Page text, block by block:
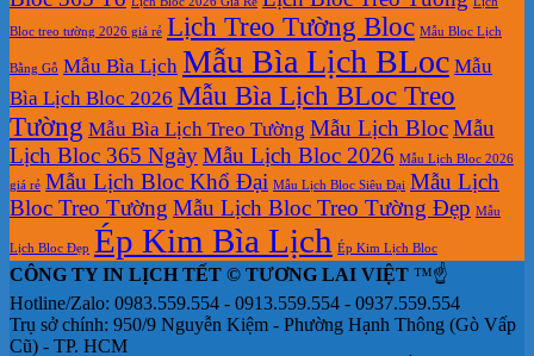
Bloc treo tường 2026 giá rẻ Lịch Treo Tường Bloc Mẫu Bloc Lịch
Bằng Gỗ Mẫu Bìa Lịch Mẫu Bìa Lịch BLoc Mẫu
Bìa Lịch Bloc 2026 Mẫu Bìa Lịch BLoc Treo
Tường Mẫu Bìa Lịch Treo Tường Mẫu Lịch BlocMẫu
Lịch Bloc 365 NgàyMẫu Lịch Bloc 2026 Mẫu Lịch Bloc 2026
giá rẻ Mẫu Lịch Bloc Khổ Đại Mẫu Lịch Bloc Siêu Đại Mẫu Lịch
Bloc Treo Tường Mẫu Lịch Bloc Treo Tường Đẹp Mẫu
Lịch Bloc Đẹp Ép Kim Bìa Lịch Ép Kim Lịch Bloc
CÔNG TY IN LỊCH TẾT © TƯƠNG LAI VIỆT ™☝️
Hotline/Zalo: 0983.559.554 - 0913.559.554 - 0937.559.554
Trụ sở chính: 950/9 Nguyễn Kiệm - Phường Hạnh Thông (Gò Vấp
Cũ) - TP. HCM